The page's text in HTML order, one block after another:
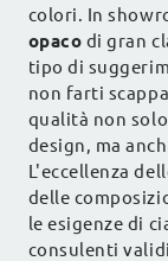
colori. In
opaco di gran
tipo di
non farti
qualità non
design, ma
L'eccellenza
delle
le esigenze di
consulenti